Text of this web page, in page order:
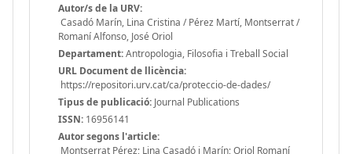
Autor/s de la URV:
Casadó Marín, Lina Cristina / Pérez Martí, Montserrat /
Romaní Alfonso, José Oriol
Departament:Antropologia, Filosofia i Treball Social
URL Document de llicència:
https://repositori.urv.cat/ca/proteccio-de-dades/
Tipus de publicació: Journal Publications
ISSN: 16956141
Autor segons l'article:
Montserrat Pérez; Lina Casadó i Marín; Oriol Romaní